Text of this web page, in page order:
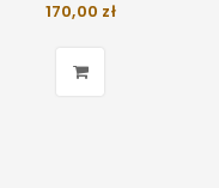
170,00 zł